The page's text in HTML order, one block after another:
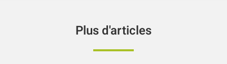
Plus d'articles